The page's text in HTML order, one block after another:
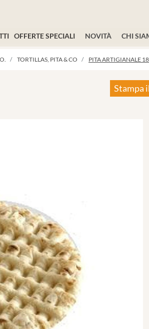
OFFERTE SPECIALI NOVITÀ CHI
TORTILLAS, PITA & CO PITA ARTIGIANALE
Stampa